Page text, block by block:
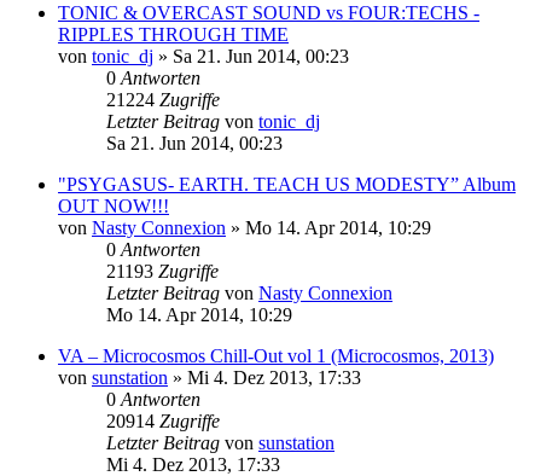
TONIC & OVERCAST SOUND vs FOUR:TECHS -
RIPPLES THROUGH TIME
von tonic_dj » Sa 21. Jun 2014, 00:23
0 Antworten
21224 Zugriffe
Letzter Beitrag von tonic_dj
Sa 21. Jun 2014, 00:23
"PSYGASUS- EARTH. TEACH US MODESTY” Album
OUT NOW!!!
von Nasty Connexion » Mo 14. Apr 2014, 10:29
0 Antworten
21193 Zugriffe
Letzter Beitrag von Nasty Connexion
Mo 14. Apr 2014, 10:29
VA – Microcosmos Chill-Out vol 1 (Microcosmos, 2013)
von sunstation » Mi 4. Dez 2013, 17:33
0 Antworten
20914 Zugriffe
Letzter Beitrag von sunstation
Mi 4. Dez 2013, 17:33